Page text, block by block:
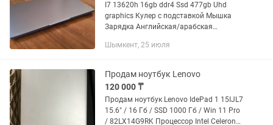
I7 13620h 16gb ddr4 Ssd 477gb Uhd
graphics Кулер с подставкой Мышка
Зарядка Английская/арабская
Шымкент, 25 июля
Продам ноутбук Lenovo
120 000 ₸
Продам ноутбук Lenovo IdePad 1 15IJL7
15.6" / 16 Гб / SSD 1000 Гб / Win 11 Pro
/ 82LX14G9RK Процессор Intel Celeron